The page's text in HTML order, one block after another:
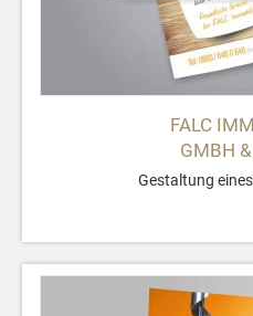
FALC
GMBH
Gestaltung